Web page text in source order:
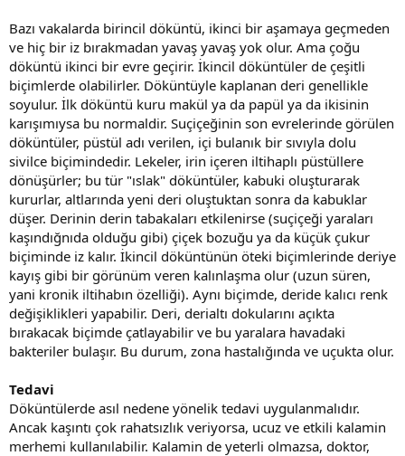
Bazı vakalarda birincil döküntü, ikinci bir aşamaya geçmeden
ve hiç bir iz bırakmadan yavaş yavaş yok olur. Ama çoğu
döküntü ikinci bir evre geçirir. İkincil döküntüler de çeşitli
biçimlerde olabilirler. Döküntüyle kaplanan deri genellikle
soyulur. İlk döküntü kuru makül ya da papül ya da ikisinin
karışımıysa bu normaldir. Suçiçeğinin son evrelerinde görülen
döküntüler, püstül adı verilen, içi bulanık bir sıvıyla dolu
sivilce biçimindedir. Lekeler, irin içeren iltihaplı püstüllere
dönüşürler; bu tür "ıslak" döküntüler, kabuki oluşturarak
kururlar, altlarında yeni deri oluştuktan sonra da kabuklar
düşer. Derinin derin tabakaları etkilenirse (suçiçeği yaraları
kaşındığnıda olduğu gibi) çiçek bozuğu ya da küçük çukur
biçiminde iz kalır. İkincil döküntünün öteki biçimlerinde deriye
kayış gibi bir görünüm veren kalınlaşma olur (uzun süren,
yani kronik iltihabın özelliği). Aynı biçimde, deride kalıcı renk
değişiklikleri yapabilir. Deri, derialtı dokularını açıkta
bırakacak biçimde çatlayabilir ve bu yaralara havadaki
bakteriler bulaşır. Bu durum, zona hastalığında ve uçukta olur.
Tedavi
Döküntülerde asıl nedene yönelik tedavi uygulanmalıdır.
Ancak kaşıntı çok rahatsızlık veriyorsa, ucuz ve etkili kalamin
merhemi kullanılabilir. Kalamin de yeterli olmazsa, doktor,